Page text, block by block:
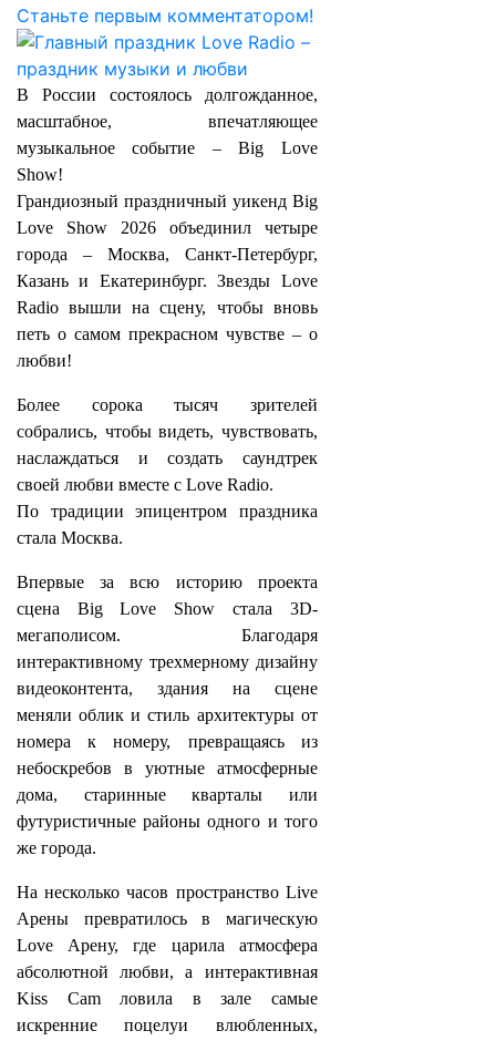
Станьте первым комментатором!
В России состоялось долгожданное,
масштабное, впечатляющее
музыкальное событие – Big Love
Show!
Грандиозный праздничный уикенд Big
Love Show 2026 объединил четыре
города – Москва, Санкт-Петербург,
Казань и Екатеринбург. Звезды Love
Radio вышли на сцену, чтобы вновь
петь о самом прекрасном чувстве – о
любви!
Более сорока тысяч зрителей
собрались, чтобы видеть, чувствовать,
наслаждаться и создать саундтрек
своей любви вместе с Love Radio.
По традиции эпицентром праздника
стала Москва.
Впервые за всю историю проекта
сцена Big Love Show стала 3D-
мегаполисом. Благодаря
интерактивному трехмерному дизайну
видеоконтента, здания на сцене
меняли облик и стиль архитектуры от
номера к номеру, превращаясь из
небоскребов в уютные атмосферные
дома, старинные кварталы или
футуристичные районы одного и того
же города.
На несколько часов пространство Live
Арены превратилось в магическую
Love Арену, где царила атмосфера
абсолютной любви, а интерактивная
Kiss Cam ловила в зале самые
искренние поцелуи влюбленных,